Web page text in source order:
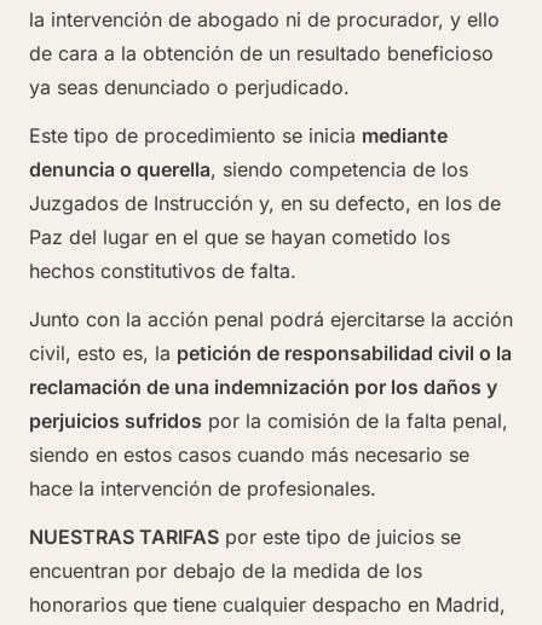
la intervención de abogado ni de procurador, y ello
de cara a la obtención de un resultado beneficioso
ya seas denunciado o perjudicado.
Este tipo de procedimiento se inicia mediante
denuncia o querella, siendo competencia de los
Juzgados de Instrucción y, en su defecto, en los de
Paz del lugar en el que se hayan cometido los
hechos constitutivos de falta.
Junto con la acción penal podrá ejercitarse la acción
civil, esto es, la petición de responsabilidad civil o la
reclamación de una indemnización por los daños y
perjuicios sufridos por la comisión de la falta penal,
siendo en estos casos cuando más necesario se
hace la intervención de profesionales.
NUESTRAS TARIFAS por este tipo de juicios se
encuentran por debajo de la medida de los
honorarios que tiene cualquier despacho en Madrid,